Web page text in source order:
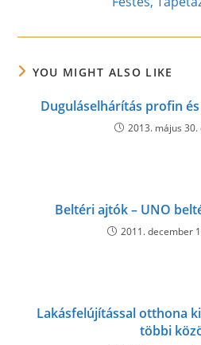
YOU MIGHT ALSO LIKE
Duguláselhárítás profin
2013. május
Beltéri ajtók – UNO
2011. december
Lakásfelújítással otthona
többi